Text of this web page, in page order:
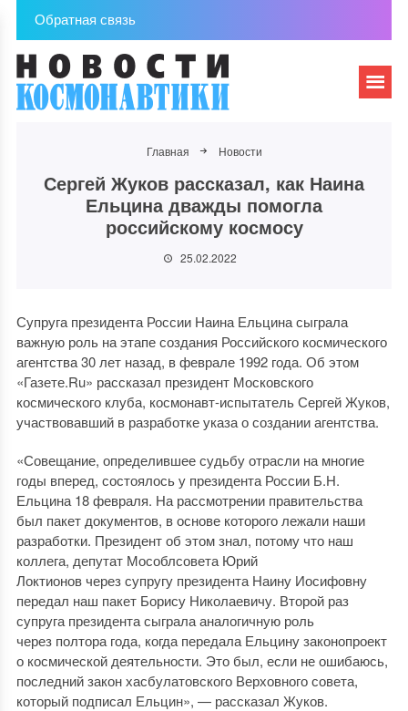
Обратная связь
Главная Новости
Сергей Жуков рассказал, как Наина
Ельцина дважды помогла
российскому космосу
25.02.2022
Супруга президента России Наина Ельцина сыграла
важную роль на этапе создания Российского космического
агентства 30 лет назад, в феврале 1992 года. Об этом
«Газете.Ru» рассказал президент Московского
космического клуба, космонавт-испытатель Сергей Жуков,
участвовавший в разработке указа о создании агентства.
«Совещание, определившее судьбу отрасли на многие
годы вперед, состоялось у президента России Б.Н.
Ельцина 18 февраля. На рассмотрении правительства
был пакет документов, в основе которого лежали наши
разработки. Президент об этом знал, потому что наш
коллега, депутат Мособлсовета Юрий
Локтионов через супругу президента Наину Иосифовну
передал наш пакет Борису Николаевичу. Второй раз
супруга президента сыграла аналогичную роль
через полтора года, когда передала Ельцину законопроект
о космической деятельности. Это был, если не ошибаюсь,
последний закон хасбулатовского Верховного совета,
который подписал Ельцин», — рассказал Жуков.